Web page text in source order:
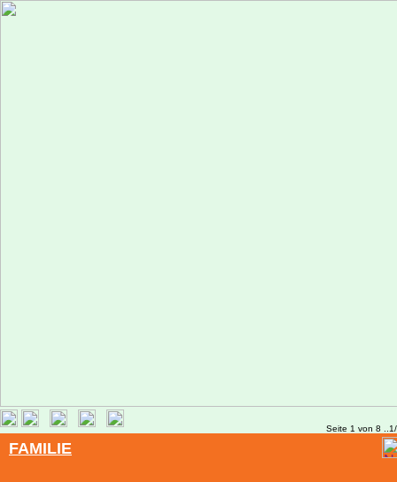
Seite 1 von 8
FAMILIE